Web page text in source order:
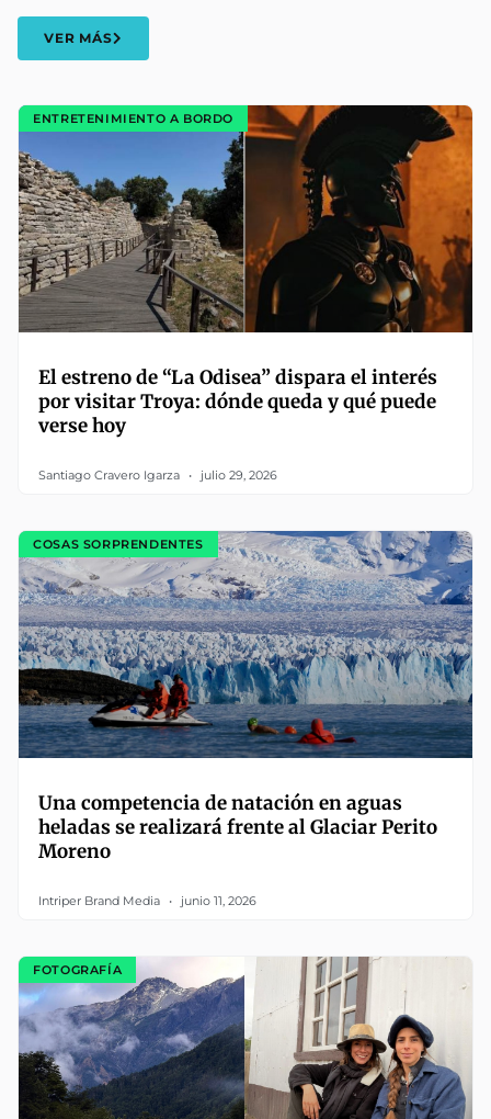
VER MÁS
ENTRETENIMIENTO A BORDO
El estreno de “La Odisea” dispara el interés
por visitar Troya: dónde queda y qué puede
verse hoy
Santiago Cravero Igarza julio 29, 2026
COSAS SORPRENDENTES
Una competencia de natación en aguas
heladas se realizará frente al Glaciar Perito
Moreno
Intriper Brand Media junio 11, 2026
FOTOGRAFÍA